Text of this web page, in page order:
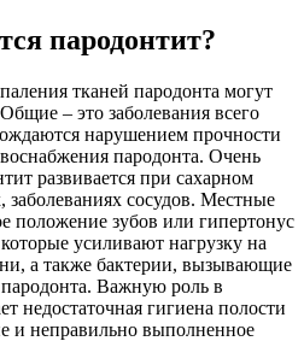
пародонтит?
тканей пародонта могут
– это заболевания всего
нарушением прочности
пародонта. Очень
развивается при сахарном
сосудов. Местные
положение зубов или гипертонус
усиливают нагрузку на
а также бактерии, вызывающие
Важную роль в
недостаточная гигиена полости
и неправильно выполненное